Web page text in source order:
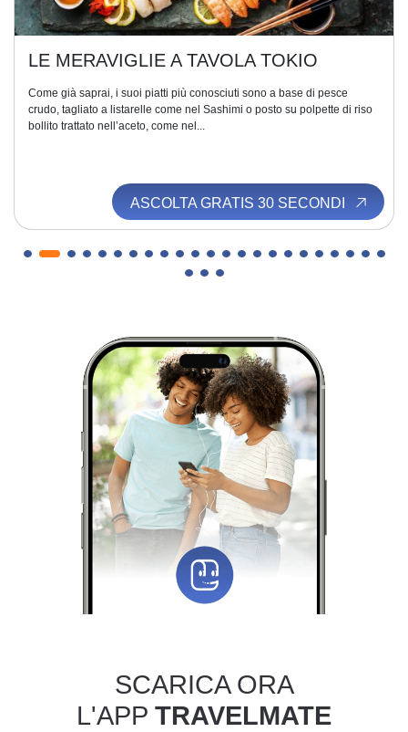
LE MERAVIGLIE A TAVOLA TOKIO
Come già saprai, i suoi piatti più conosciuti sono a base di pesce
crudo, tagliato a listarelle come nel Sashimi o posto su polpette di riso
bollito trattato nell’aceto, come nel...
ASCOLTA GRATIS 30 SECONDI
SCARICA ORA
L'APP TRAVELMATE